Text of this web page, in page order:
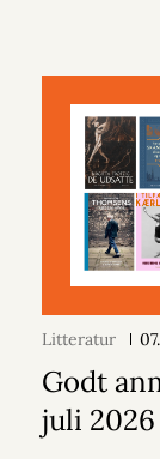
Litteratur
Godt
juli 2026